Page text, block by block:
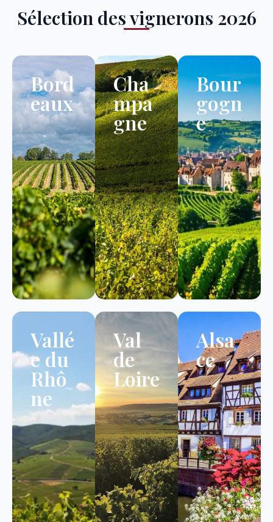
Sélection des vignerons 2026
Bord
eaux
Cha
mpa
gne
Bour
gogn
e
Vallé
e du
Rhô
ne
Val
de
Loire
Alsa
ce